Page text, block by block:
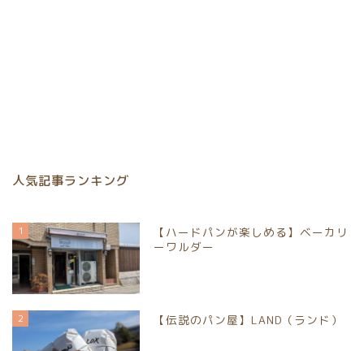
人気記事ランキング
1
【ハードパンが楽しめる】ベーカリ
ーワルダー
2 【伝説のパン屋】LAND（ランド）